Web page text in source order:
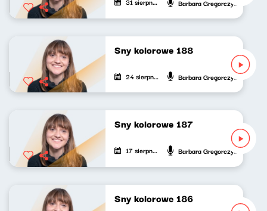
Barbara Gregorczyk
Sny kolorowe 188
24 sierpnia 2024 Barbara Gregorczyk
Sny kolorowe 187
17 sierpnia 2024 Barbara Gregorczyk
Sny kolorowe 186